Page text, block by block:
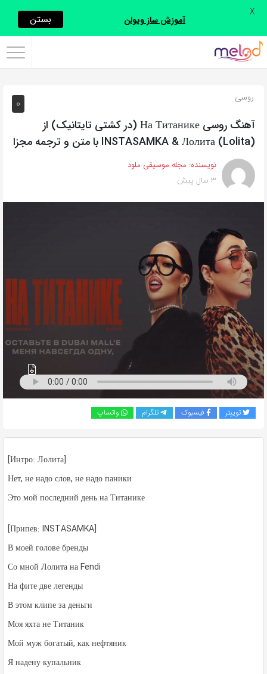
اشتراک
با
از
روش‌های
زیر
این
صفحه
را
دوستان
خود
به
اشتراک
بگذارید.
کپی
لینک
0 روسی
آهنگ روسی На Титанике (در کشتی تایتانیک) از
INSTASAMKA & Лолита (Lolita) با متن و ترجمه مجزا
نویسنده: مجله موسیقی ملود
3 سال پیش
توییتر فیسبوک تلگرام واتساپ
[Интро: Лолита]
Нет, не надо слов, не надо паники
Это мой последний день на Титанике
[Припев: INSTASAMKA]
В моей голове бренды
Со мной Лолита на Fendi
На фите две легенды
В этом клипе за деньги
Моя яхта не Титаник
Мой муж богатый, как нефтяник
Я надену купальник
آموزش ساز ویولن بستن X